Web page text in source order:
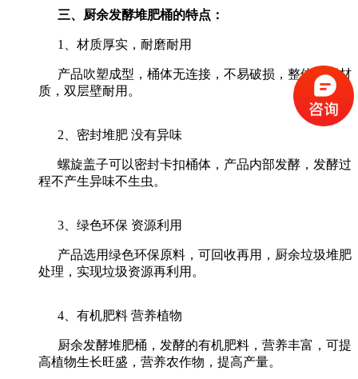
三、厨余发酵堆肥桶的特点：
1、材质厚实，耐磨耐用
产品吹塑成型，桶体无连接，不易破损，整体加厚材
质，双层壁耐用。
2、密封堆肥 没有异味
螺旋盖子可以密封卡扣桶体，产品内部发酵，发酵过
程不产生异味不生虫。
3、绿色环保 资源利用
产品选用绿色环保原料，可回收再用，厨余垃圾堆肥
处理，实现垃圾资源再利用。
4、有机肥料 营养植物
厨余发酵堆肥桶，发酵的有机肥料，营养丰富，可提
高植物生长旺盛，营养农作物，提高产量。